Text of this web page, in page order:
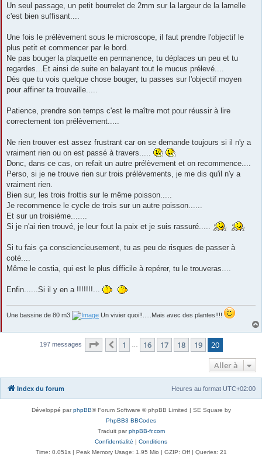
Un seul passage, un petit bourrelet de 2mm sur la largeur de la lamelle
c'est bien suffisant....
Une fois le prélèvement sous le microscope, il faut prendre l'objectif le
plus petit et commencer par le bord.
Ne pas bouger la plaquette en permanence, tu déplaces un peu et tu
regardes...Et ainsi de suite en balayant tout le mucus prélevé....
Dès que tu vois quelque chose bouger, tu passes sur l'objectif moyen
pour affiner ta trouvaille.....
Patience, prendre son temps c'est le maître mot pour réussir à lire
correctement ton prélèvement.....
Ne rien trouver est assez frustrant car on se demande toujours si il n'y a
vraiment rien ou on est passé à travers.....
Donc, dans ce cas, on refait un autre prélèvement et on recommence....
Perso, si je ne trouve rien sur trois prélèvements, je me dis qu'il n'y a
vraiment rien.
Bien sur, les trois frottis sur le même poisson.....
Je recommence le cycle de trois sur un autre poisson......
Et sur un troisième.......
Si je n'ai rien trouvé, je leur fout la paix et je suis rassuré.....
Si tu fais ça consciencieusement, tu as peu de risques de passer à
coté....
Même le costia, qui est le plus difficile à repérer, tu le trouveras....
Enfin......Si il y en a !!!!!!!...
Une bassine de 80 m3 Un vivier quoi!!.....Mais avec des plantes!!!!
197 messages Page 20 sur 20
Précédente
1 16 17 18 19
20
Aller à
Index du forum Heures au format UTC+02:00
Développé parphpBB® Forum Software © phpBB Limited | SE Square by
PhpBB3 BBCodes
Traduit parphpBB-fr.com
Confidentialité | Conditions
Time: 0.051s| Peak Memory Usage: 1.95 Mio | GZIP: Off | Queries: 21